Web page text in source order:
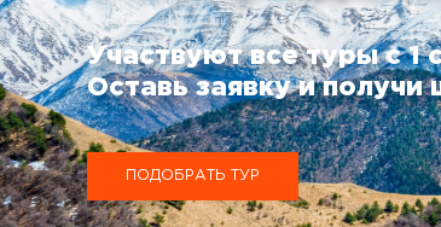
Участвуют все туры с 1
Оставь заявку и получи
ПОДОБРАТЬ ТУР